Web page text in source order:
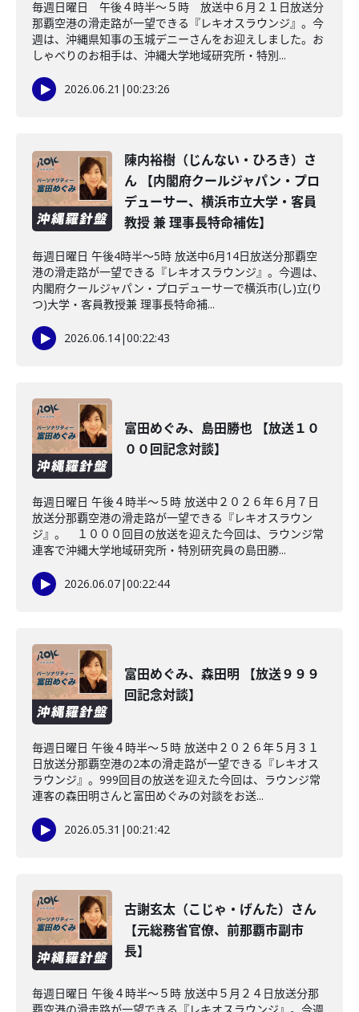
毎週日曜日 午後４時半～５時 放送中６月２１日放送分
那覇空港の滑走路が一望できる『レキオスラウンジ』。今
週は、沖縄県知事の玉城デニーさんをお迎えしました。お
しゃべりのお相手は、沖縄大学地域研究所・特別...
2026.06.21 |00:23:26
陳内裕樹（じんない・ひろき）さ
ん 【内閣府クールジャパン・プロ
デューサー、横浜市立大学・客員
教授 兼 理事長特命補佐】
毎週日曜日 午後4時半～5時 放送中6月14日放送分那覇空
港の滑走路が一望できる『レキオスラウンジ』。今週は、
内閣府クールジャパン・プロデューサーで横浜市(し)立(り
つ)大学・客員教授兼 理事長特命補...
2026.06.14|00:22:43
富田めぐみ、島田勝也 【放送１０
００回記念対談】
毎週日曜日 午後４時半～５時 放送中２０２６年６月７日
放送分那覇空港の滑走路が一望できる『レキオスラウン
ジ』。 １０００回目の放送を迎えた今回は、ラウンジ常
連客で沖縄大学地域研究所・特別研究員の島田勝...
2026.06.07|00:22:44
富田めぐみ、森田明 【放送９９９
回記念対談】
毎週日曜日 午後４時半～５時 放送中２０２６年５月３１
日放送分那覇空港の2本の滑走路が一望できる『レキオス
ラウンジ』。999回目の放送を迎えた今回は、ラウンジ常
連客の森田明さんと富田めぐみの対談をお送...
2026.05.31 |00:21:42
古謝玄太（こじゃ・げんた）さん
【元総務省官僚、前那覇市副市
長】
毎週日曜日 午後４時半～５時 放送中５月２４日放送分那